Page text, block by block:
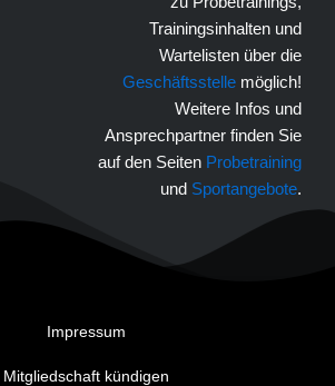
Trainingsinhalten und
Wartelisten über die
Geschäftsstelle möglich!
Weitere Infos und
Ansprechpartner finden Sie
auf den Seiten Probetraining
und Sportangebote.
Impressum
Mitgliedschaft kündigen